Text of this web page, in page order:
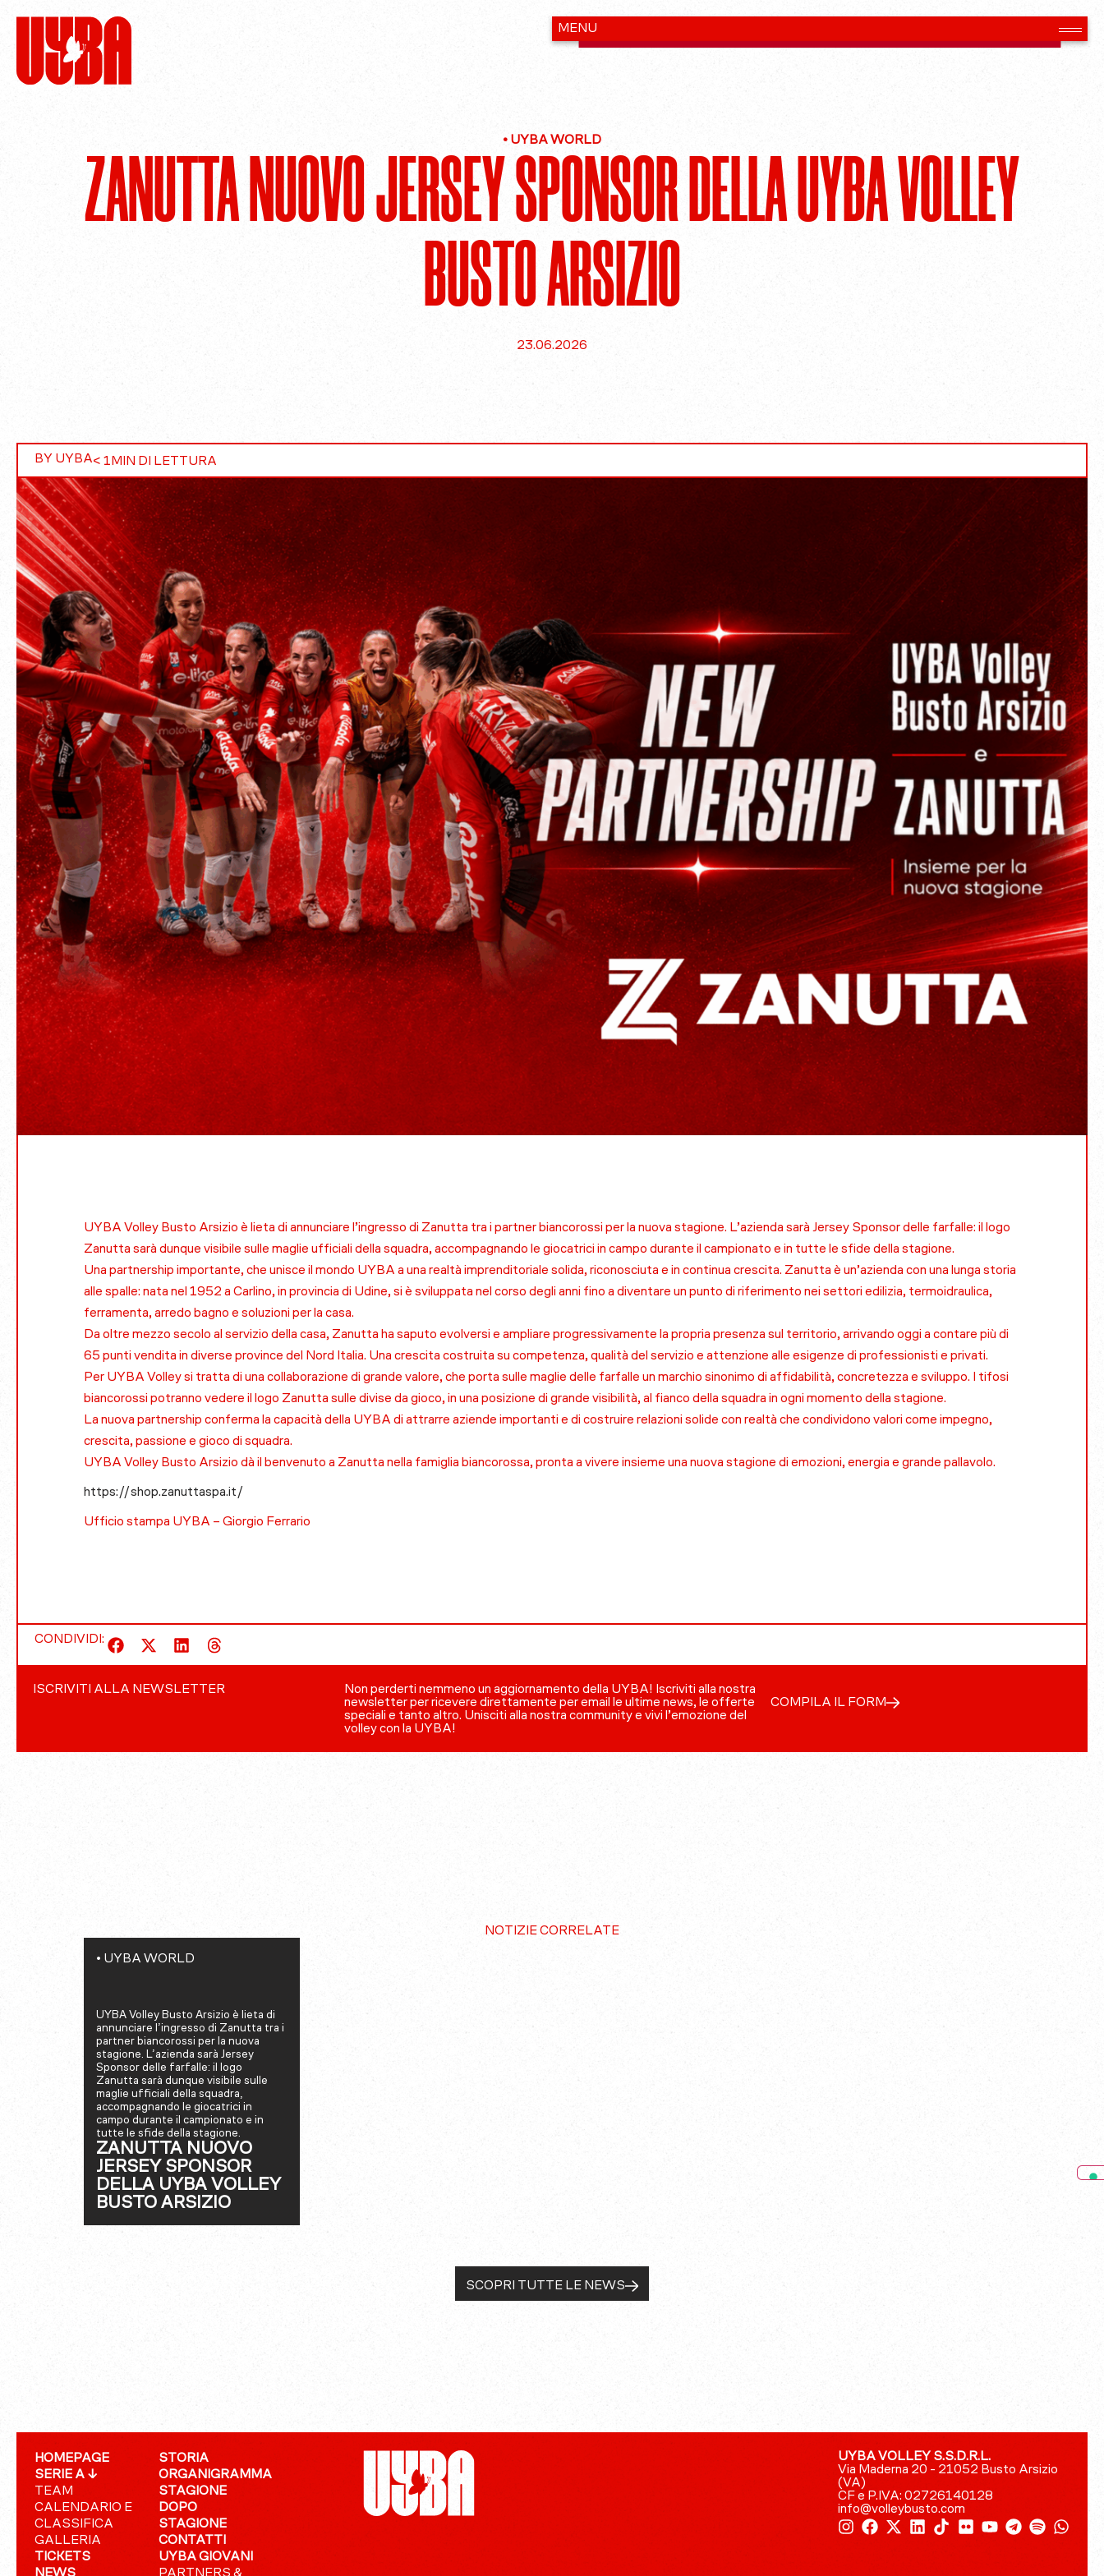
• UYBA WORLD
ZANUTTA NUOVO JERSEY SPONSOR DELLA UYBA VOLLEY
BUSTO ARSIZIO
23.06.2026
BY UYBA MIN DI LETTURA
< 1
UYBA Volley Busto Arsizio è lieta di annunciare l’ingresso di Zanutta tra i partner biancorossi per la nuova stagione. L’azienda sarà Jersey Sponsor delle farfalle: il logo
Zanutta sarà dunque visibile sulle maglie ufficiali della squadra, accompagnando le giocatrici in campo durante il campionato e in tutte le sfide della stagione.
Una partnership importante, che unisce il mondo UYBA a una realtà imprenditoriale solida, riconosciuta e in continua crescita. Zanutta è un’azienda con una lunga storia
alle spalle: nata nel 1952 a Carlino, in provincia di Udine, si è sviluppata nel corso degli anni fino a diventare un punto di riferimento nei settori edilizia, termoidraulica,
ferramenta, arredo bagno e soluzioni per la casa.
Da oltre mezzo secolo al servizio della casa, Zanutta ha saputo evolversi e ampliare progressivamente la propria presenza sul territorio, arrivando oggi a contare più di
65 punti vendita in diverse province del Nord Italia. Una crescita costruita su competenza, qualità del servizio e attenzione alle esigenze di professionisti e privati.
Per UYBA Volley si tratta di una collaborazione di grande valore, che porta sulle maglie delle farfalle un marchio sinonimo di affidabilità, concretezza e sviluppo. I tifosi
biancorossi potranno vedere il logo Zanutta sulle divise da gioco, in una posizione di grande visibilità, al fianco della squadra in ogni momento della stagione.
La nuova partnership conferma la capacità della UYBA di attrarre aziende importanti e di costruire relazioni solide con realtà che condividono valori come impegno,
crescita, passione e gioco di squadra.
UYBA Volley Busto Arsizio dà il benvenuto a Zanutta nella famiglia biancorossa, pronta a vivere insieme una nuova stagione di emozioni, energia e grande pallavolo.
https://shop.zanuttaspa.it/
Ufficio stampa UYBA – Giorgio Ferrario
CONDIVIDI:
ISCRIVITI ALLA NEWSLETTER
Non perderti nemmeno un aggiornamento della UYBA! Iscriviti alla nostra
newsletter per ricevere direttamente per email le ultime news, le offerte
speciali e tanto altro. Unisciti alla nostra community e vivi l’emozione del
volley con la UYBA!
COMPILA IL FORM
NOTIZIE CORRELATE
• UYBA WORLD
UYBA Volley Busto Arsizio è lieta di
annunciare l’ingresso di Zanutta tra i
partner biancorossi per la nuova
stagione. L’azienda sarà Jersey
Sponsor delle farfalle: il logo
Zanutta sarà dunque visibile sulle
maglie ufficiali della squadra,
accompagnando le giocatrici in
campo durante il campionato e in
tutte le sfide della stagione.
ZANUTTA NUOVO
JERSEY SPONSOR
DELLA UYBA VOLLEY
BUSTO ARSIZIO
SCOPRI TUTTE LE NEWS
HOMEPAGE
SERIE A ↓
TEAM
CALENDARIO E
CLASSIFICA
GALLERIA
TICKETS
STORIA
ORGANIGRAMMA
STAGIONE
DOPO
STAGIONE
CONTATTI
UYBA GIOVANI
UYBA VOLLEY S.S.D.R.L.
Via Maderna 20 - 21052 Busto Arsizio
(VA)
CF e P.IVA: 02726140128
info@volleybusto.com